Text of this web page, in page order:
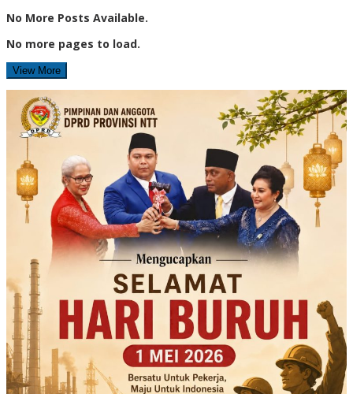
No More Posts Available.
No more pages to load.
View More